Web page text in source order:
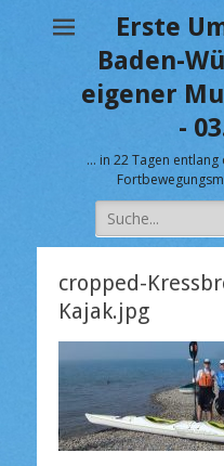
Erste
Baden-
eigener
-
… in 22 Tagen
Suche
nach:
cropped-
Kajak.jpg